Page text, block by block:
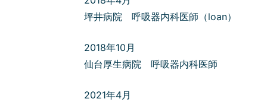
坪井病院 呼吸器内科医師（loan）
2018年10月
仙台厚生病院 呼吸器内科医師
2021年4月